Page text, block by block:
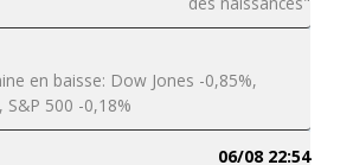
en baisse: Dow Jones -0,85%,
S&P 500 -0,18%
06/08 22:54